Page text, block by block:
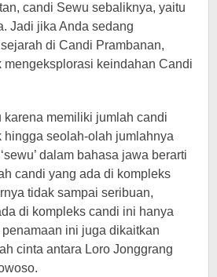
candi Sewu sebaliknya, yaitu
Jadi jika Anda sedang
di Candi Prambanan,
mengeksplorasi keindahan Candi
karena memiliki jumlah candi
hingga seolah-olah jumlahnya
dalam bahasa jawa berarti
candi yang ada di kompleks
tidak sampai seribuan,
di kompleks candi ini hanya
ini juga dikaitkan
cinta antara Loro Jonggrang